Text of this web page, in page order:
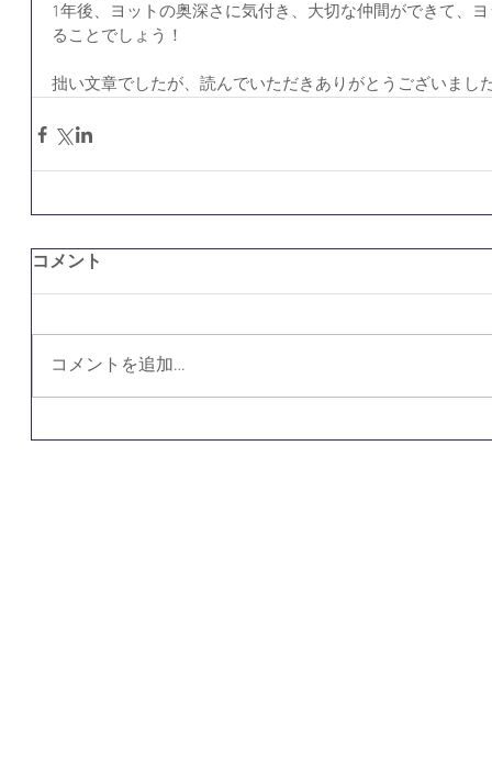
1年後、ヨットの奥深さに気付き、大切な仲間ができて、
ることでしょう！
拙い文章でしたが、読んでいただきありがとうございまし
コメント
コメントを追加…